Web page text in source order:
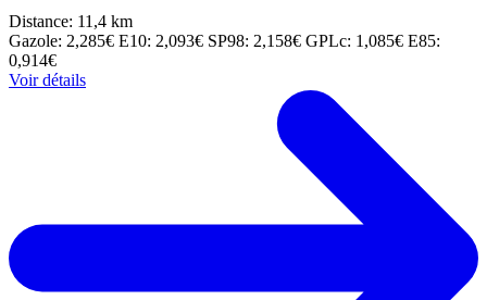
Distance: 11,4 km
Gazole: 2,285€ E10: 2,093€ SP98: 2,158€ GPLc: 1,085€ E85:
0,914€
Voir détails